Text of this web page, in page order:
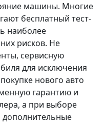
машины. Многие
бесплатный тест-
наиболее
рисков. Не
сервисную
для исключения
нового авто
гарантию и
а при выборе